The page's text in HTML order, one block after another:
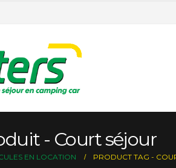
- Court séjour
EN LOCATION PRODUCT TAG -